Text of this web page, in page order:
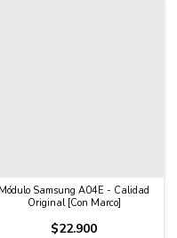
Módulo Samsung A04E - Calidad
Original [Con Marco]
$22.900